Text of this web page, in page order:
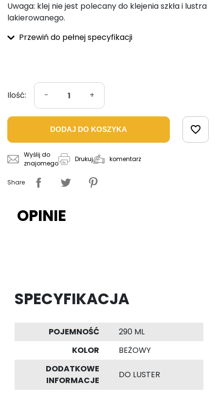
Uwaga: klej nie jest polecany do klejenia szkła i lustra
lakierowanego.
Przewiń do pełnej specyfikacji
Ilość: - +
DODAJ DO KOSZYKA favorite_border
Wyślij do
znajomego
Drukuj komentarz
Share
OPINIE
SPECYFIKACJA
POJEMNOŚĆ
290 ML
KOLOR
BEŻOWY
DODATKOWE
INFORMACJE
DO LUSTER